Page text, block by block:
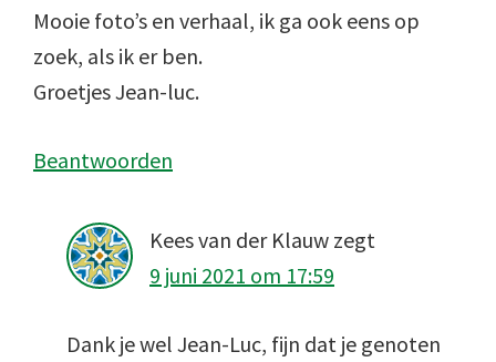
Mooie foto’s en verhaal, ik ga ook eens op
zoek, als ik er ben.
Groetjes Jean-luc.
Beantwoorden
Kees van der Klauw zegt
9 juni 2021 om 17:59
Dank je wel Jean-Luc, fijn dat je genoten